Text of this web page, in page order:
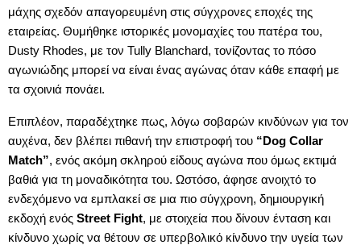
μάχης σχεδόν απαγορευμένη στις σύγχρονες εποχές της
εταιρείας. Θυμήθηκε ιστορικές μονομαχίες του πατέρα του,
Dusty Rhodes, με τον Tully Blanchard, τονίζοντας το πόσο
αγωνιώδης μπορεί να είναι ένας αγώνας όταν κάθε επαφή με
τα σχοινιά πονάει.
Επιπλέον, παραδέχτηκε πως, λόγω σοβαρών κινδύνων για τον
αυχένα, δεν βλέπει πιθανή την επιστροφή του “Dog Collar
Match”, ενός ακόμη σκληρού είδους αγώνα που όμως εκτιμά
βαθιά για τη μοναδικότητα του. Ωστόσο, άφησε ανοιχτό το
ενδεχόμενο να εμπλακεί σε μια πιο σύγχρονη, δημιουργική
εκδοχή ενός Street Fight, με στοιχεία που δίνουν ένταση και
κίνδυνο χωρίς να θέτουν σε υπερβολικό κίνδυνο την υγεία των